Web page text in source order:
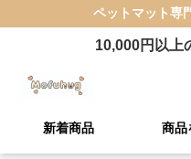
ペットマット専
10,000円以上
新着商品 商品